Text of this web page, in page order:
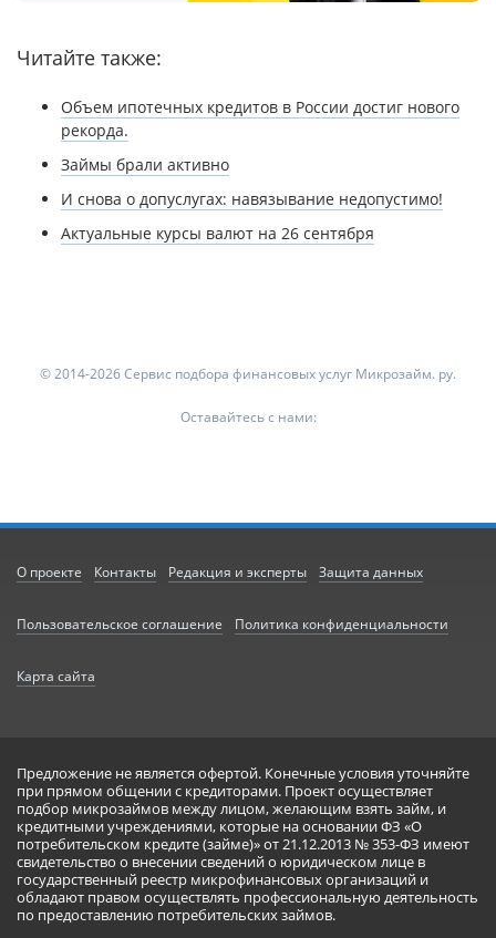
Читайте также:
Объем ипотечных кредитов в России достиг нового
рекорда.
Займы брали активно
И снова о допуслугах: навязывание недопустимо!
Актуальные курсы валют на 26 сентября
© 2014-2026 Сервис подбора финансовых услуг Микрозайм. ру.
Оставайтесь с нами:
О проекте Контакты Редакция и эксперты Защита данных
Пользовательское соглашение Политика конфиденциальности
Карта сайта
Предложение не является офертой. Конечные условия уточняйте
при прямом общении с кредиторами. Проект осуществляет
подбор микрозаймов между лицом, желающим взять займ, и
кредитными учреждениями, которые на основании ФЗ «О
потребительском кредите (займе)» от 21.12.2013 № 353-ФЗ имеют
свидетельство о внесении сведений о юридическом лице в
государственный реестр микрофинансовых организаций и
обладают правом осуществлять профессиональную деятельность
по предоставлению потребительских займов.